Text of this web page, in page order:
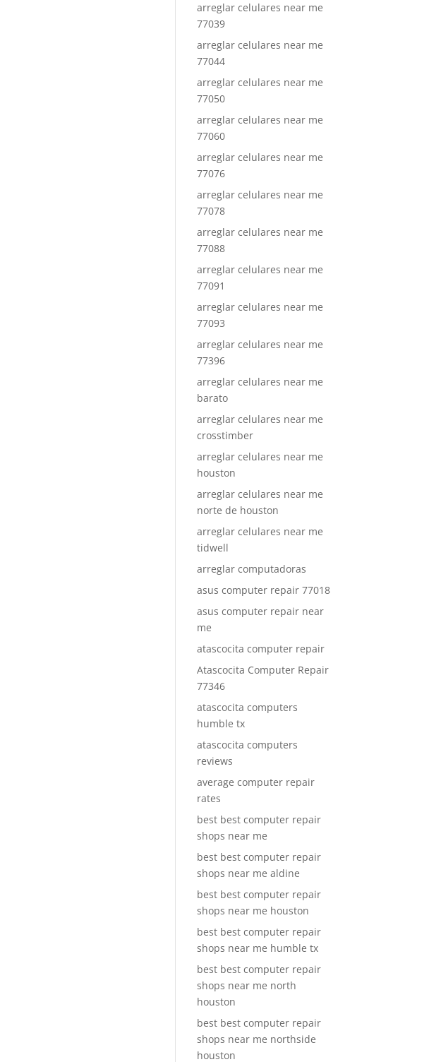
arreglar celulares near me
77039
arreglar celulares near me
77044
arreglar celulares near me
77050
arreglar celulares near me
77060
arreglar celulares near me
77076
arreglar celulares near me
77078
arreglar celulares near me
77088
arreglar celulares near me
77091
arreglar celulares near me
77093
arreglar celulares near me
77396
arreglar celulares near me
barato
arreglar celulares near me
crosstimber
arreglar celulares near me
houston
arreglar celulares near me
norte de houston
arreglar celulares near me
tidwell
arreglar computadoras
asus computer repair 77018
asus computer repair near
me
atascocita computer repair
Atascocita Computer Repair
77346
atascocita computers
humble tx
atascocita computers
reviews
average computer repair
rates
best best computer repair
shops near me
best best computer repair
shops near me aldine
best best computer repair
shops near me houston
best best computer repair
shops near me humble tx
best best computer repair
shops near me north
houston
best best computer repair
shops near me northside
houston